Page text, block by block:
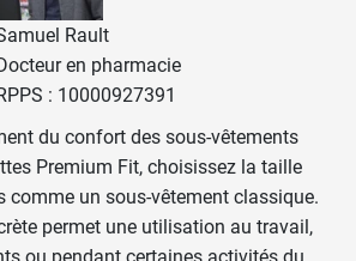
empreinte carbone. Dans ses
Europe, Tena fait appel à de
L'emballage de ces
majoritairement recyclable.
les sous-vêtements homme
: paquet de 10 protections
Rault
en pharmacie
: 10000927391
du confort des sous-vêtements
Premium Fit, choisissez la taille
comme un sous-vêtement classique.
permet une utilisation au travail,
ou pendant certaines activités du